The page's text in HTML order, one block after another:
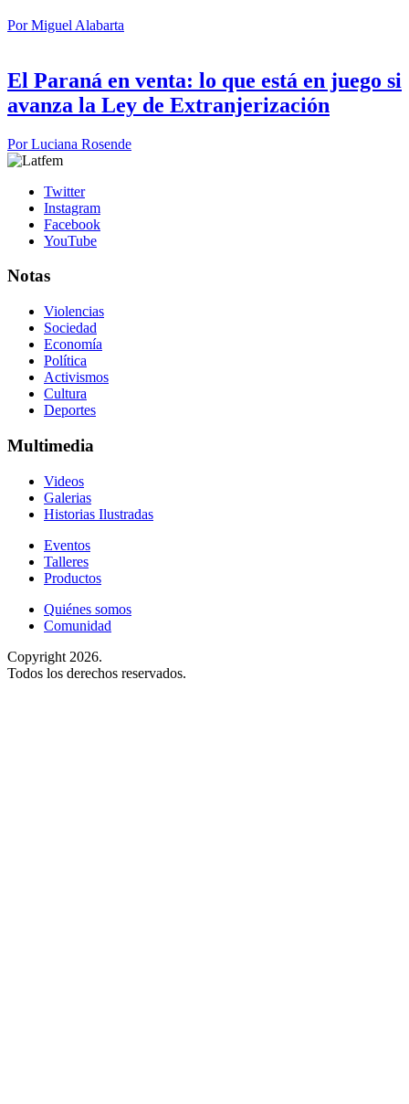
PorMiguel Alabarta
El Paraná en venta: lo que está en juego si
avanza la Ley de Extranjerización
PorLuciana Rosende
Twitter
Instagram
Facebook
YouTube
Notas
Violencias
Sociedad
Economía
Política
Activismos
Cultura
Deportes
Multimedia
Videos
Galerias
Historias Ilustradas
Eventos
Talleres
Productos
Quiénes somos
Comunidad
Copyright 2026.
Todos los derechos reservados.